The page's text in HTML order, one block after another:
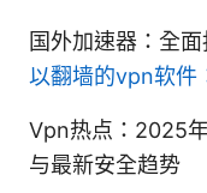
国外加速器：全
以翻墙的vpn软件
Vpn热点：2025
与最新安全趋势